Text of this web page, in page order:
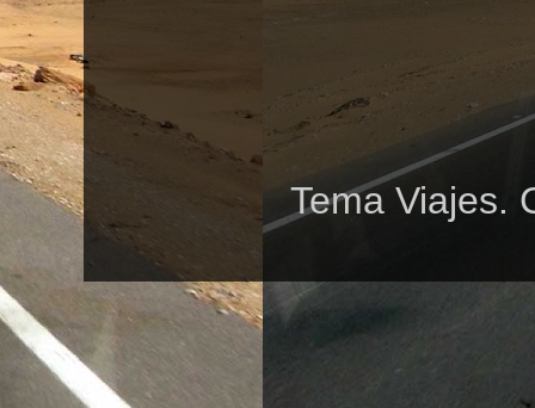
Tema Viajes.